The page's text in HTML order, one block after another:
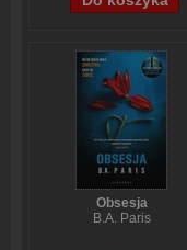
Obsesja
B.A. Paris